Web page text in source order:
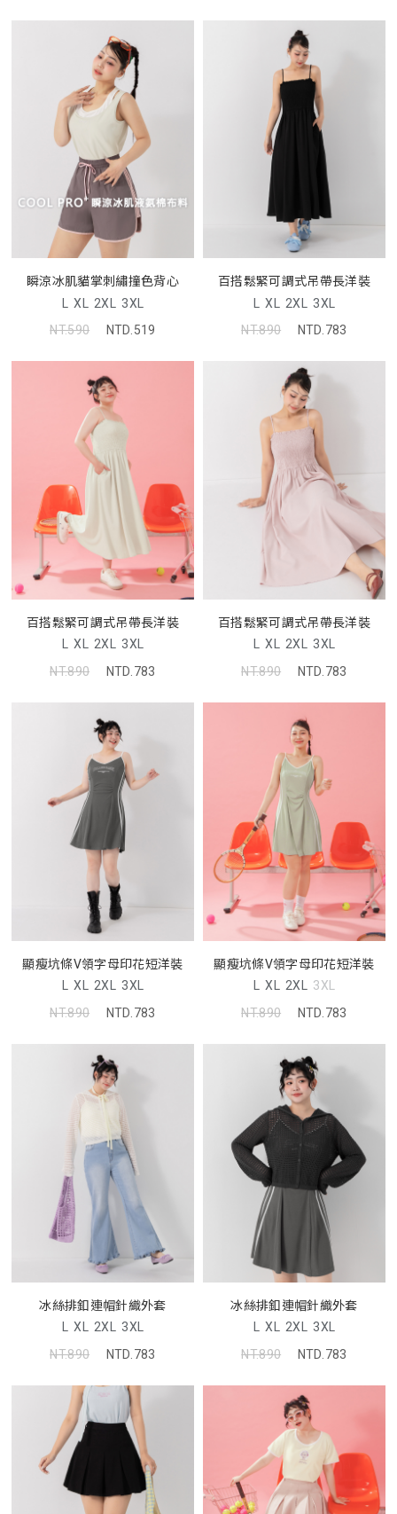
瞬涼冰肌貓掌刺繡撞色背心
L XL 2XL 3XL
NT.590
NTD.519
百搭鬆緊可調式吊帶長洋裝
L XL 2XL 3XL
NT.890
NTD.783
百搭鬆緊可調式吊帶長洋裝
L XL 2XL 3XL
NT.890
NTD.783
百搭鬆緊可調式吊帶長洋裝
L XL 2XL 3XL
NT.890
NTD.783
顯瘦坑條V領字母印花短洋裝
L XL 2XL 3XL
NT.890
NTD.783
顯瘦坑條V領字母印花短洋裝
L XL 2XL 3XL
NT.890
NTD.783
冰絲排釦連帽針織外套
L XL 2XL 3XL
NT.890
NTD.783
冰絲排釦連帽針織外套
L XL 2XL 3XL
NT.890
NTD.783